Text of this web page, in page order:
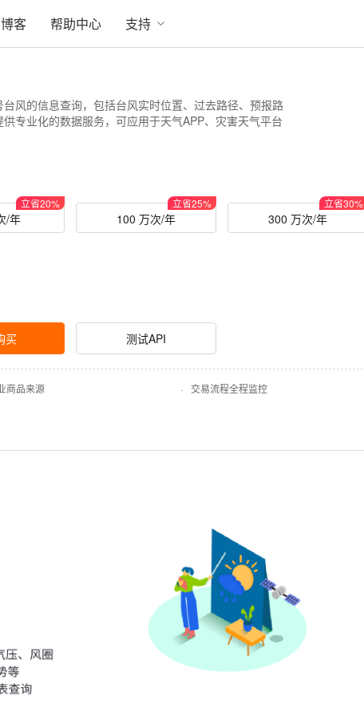
博客 帮助中心 支持
风的信息查询，包括台风实时位置、过去路径、预报路
专业化的数据服务，可应用于天气APP、灾害天气平台
/年
立省20%
100 万次/年
立省25%
300 万次/年
立省30%
买 测试API
商品来源 · 交易流程全程监控